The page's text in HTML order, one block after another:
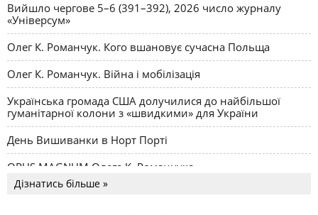
Вийшло чергове 5–6 (391–392), 2026 число журналу
«Універсум»
Олег К. Романчук. Кого вшановує сучасна Польща
Олег К. Романчук. Війна і мобілізація
Українська громада США долучилися до найбільшої
гуманітарної колони з «швидкими» для України
День Вишиванки в Норт Порті
OPUS MAGNUM Олега К. Романчука
Дізнатись більше »